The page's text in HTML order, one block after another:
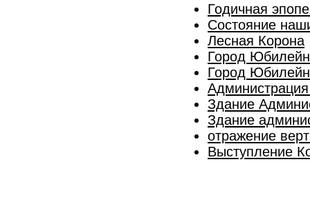
Годичная
Состояние
Лесная Корона
Город
Город
Здание
Здание
отражение
Выступление